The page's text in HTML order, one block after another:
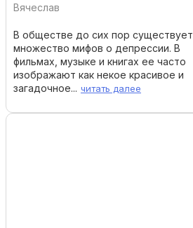
Вячеслав
В обществе до сих пор существует
множество мифов о депрессии. В
фильмах, музыке и книгах ее часто
изображают как некое красивое и
загадочное... читать далее